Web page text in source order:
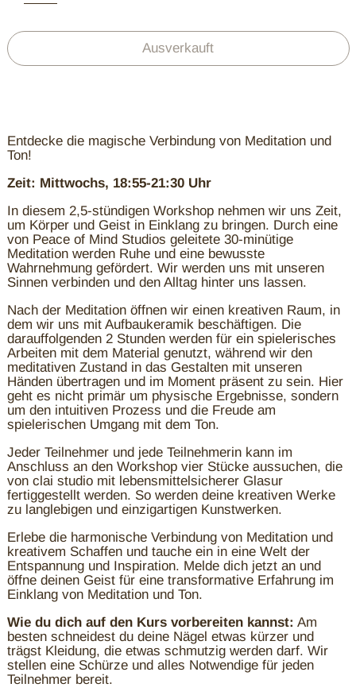
Ausverkauft
Entdecke die magische Verbindung von Meditation und
Ton!
Zeit: Mittwochs, 18:55-21:30 Uhr
In diesem 2,5-stündigen Workshop nehmen wir uns Zeit,
um Körper und Geist in Einklang zu bringen. Durch eine
von Peace of Mind Studios geleitete 30-minütige
Meditation werden Ruhe und eine bewusste
Wahrnehmung gefördert. Wir werden uns mit unseren
Sinnen verbinden und den Alltag hinter uns lassen.
Nach der Meditation öffnen wir einen kreativen Raum, in
dem wir uns mit Aufbaukeramik beschäftigen. Die
darauffolgenden 2 Stunden werden für ein spielerisches
Arbeiten mit dem Material genutzt, während wir den
meditativen Zustand in das Gestalten mit unseren
Händen übertragen und im Moment präsent zu sein. Hier
geht es nicht primär um physische Ergebnisse, sondern
um den intuitiven Prozess und die Freude am
spielerischen Umgang mit dem Ton.
Jeder Teilnehmer und jede Teilnehmerin kann im
Anschluss an den Workshop vier Stücke aussuchen, die
von clai studio mit lebensmittelsicherer Glasur
fertiggestellt werden. So werden deine kreativen Werke
zu langlebigen und einzigartigen Kunstwerken.
Erlebe die harmonische Verbindung von Meditation und
kreativem Schaffen und tauche ein in eine Welt der
Entspannung und Inspiration. Melde dich jetzt an und
öffne deinen Geist für eine transformative Erfahrung im
Einklang von Meditation und Ton.
Wie du dich auf den Kurs vorbereiten kannst: Am
besten schneidest du deine Nägel etwas kürzer und
trägst Kleidung, die etwas schmutzig werden darf. Wir
stellen eine Schürze und alles Notwendige für jeden
Teilnehmer bereit.